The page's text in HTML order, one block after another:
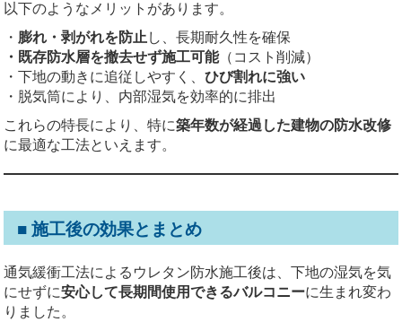
以下のようなメリットがあります。
・ 膨れ・剥がれを防止 し、長期耐久性を確保
・既存防水層を撤去せず施工可能（コスト削減）
・下地の動きに追従しやすく、ひび割れに強い
・脱気筒により、内部湿気を効率的に排出
これらの特長により、特に築年数が経過した建物の防水改修
に最適な工法といえます。
■ 施工後の効果とまとめ
通気緩衝工法によるウレタン防水施工後は、下地の湿気を気
にせずに安心して長期間使用できるバルコニーに生まれ変わ
りました。